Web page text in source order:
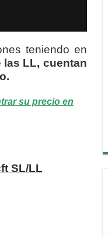
teniendo en
las LL, cuentan
su precio en
SL/LL